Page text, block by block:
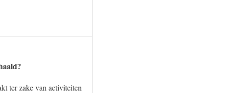
ter zake van activiteiten